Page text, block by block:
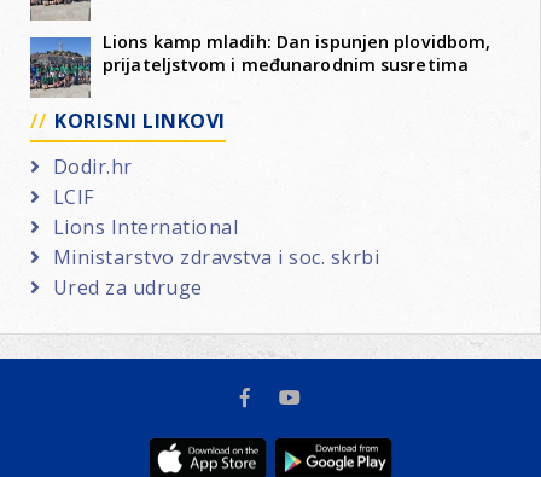
Lions kamp mladih: Dan ispunjen plovidbom,
prijateljstvom i međunarodnim susretima
KORISNI LINKOVI
Dodir.hr
LCIF
Lions International
Ministarstvo zdravstva i soc. skrbi
Ured za udruge